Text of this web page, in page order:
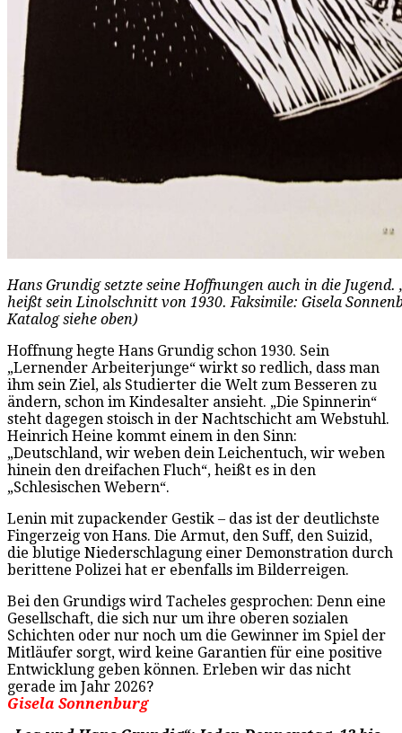
Hans Grundig setzte seine Hoffnungen auch in die
heißt sein Linolschnitt von 1930. Faksimile: Gisela
Katalog siehe oben)
Hoffnung hegte Hans Grundig schon 1930. Sein
„Lernender Arbeiterjunge“ wirkt so redlich, dass man
ihm sein Ziel, als Studierter die Welt zum Besseren zu
ändern, schon im Kindesalter ansieht. „Die Spinnerin“
steht dagegen stoisch in der Nachtschicht am Webstuhl.
Heinrich Heine kommt einem in den Sinn:
„Deutschland, wir weben dein Leichentuch, wir weben
hinein den dreifachen Fluch“, heißt es in den
„Schlesischen Webern“.
Lenin mit zupackender Gestik – das ist der deutlichste
Fingerzeig von Hans. Die Armut, den Suff, den Suizid,
die blutige Niederschlagung einer Demonstration durch
berittene Polizei hat er ebenfalls im Bilderreigen.
Bei den Grundigs wird Tacheles gesprochen: Denn eine
Gesellschaft, die sich nur um ihre oberen sozialen
Schichten oder nur noch um die Gewinner im Spiel der
Mitläufer sorgt, wird keine Garantien für eine positive
Entwicklung geben können. Erleben wir das nicht
gerade im Jahr 2026?
Gisela Sonnenburg